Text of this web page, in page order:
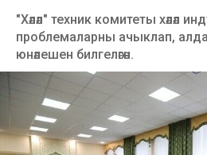
"Хәләл" техник комитеты хәләл
проблемаларны ачыклап,
юнәлешен билгеләгән.